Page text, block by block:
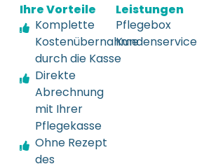
Ihre Vorteile
Komplette
Kostenübernahme
durch die Kasse
Direkte
Abrechnung
mit Ihrer
Pflegekasse
Ohne Rezept
des
Leistungen
Pflegebox
Kundenservice